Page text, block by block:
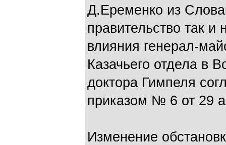
Д.Еременко из
правительство так
влияния генерал-
Казачьего отдела в
доктора Гимпеля
приказом № 6 от 29
Изменение